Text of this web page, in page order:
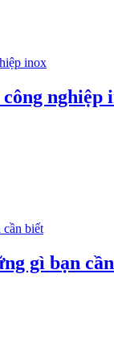
nghiệp
gì bạn